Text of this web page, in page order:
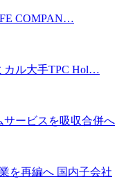
COMPAN…
カル大手TPC Hol…
ービスを吸収合併へ
を再編へ 国内子会社